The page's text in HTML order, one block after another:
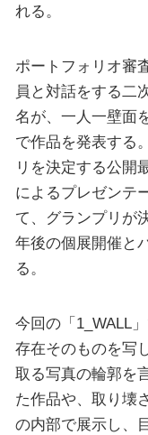
れる。
ポートフォリオ審
員と対話をする二
名が、一人一壁面
で作品を発表する
リを決定する公開
によるプレゼンテ
て、グランプリが
年後の個展開催と
る。
今回の「1_WALL
存在そのものを写
取る写真の輪郭を
た作品や、取り壊
の内部で展示し、